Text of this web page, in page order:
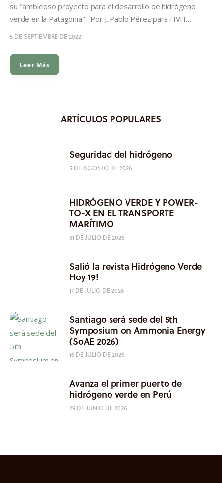
su "ambicioso proyecto para el desarrollo de hidrógeno
verde en la Patagonia" . Por J. Pablo Pérez para HVH…
5 DE SEPTIEMBRE DE 2022
Leer Más
ARTÍCULOS POPULARES
Seguridad del hidrógeno
5 DE AGOSTO DE 2026
HIDRÓGENO VERDE Y POWER-
TO-X EN EL TRANSPORTE
MARÍTIMO
31 DE JULIO DE 2026
Salió la revista Hidrógeno Verde
Hoy 19!
17 DE JULIO DE 2026
Santiago será sede del 5th
Symposium on Ammonia Energy
(SoAE 2026)
16 DE JULIO DE 2026
Avanza el primer puerto de
hidrógeno verde en Perú
29 DE JUNIO DE 2026